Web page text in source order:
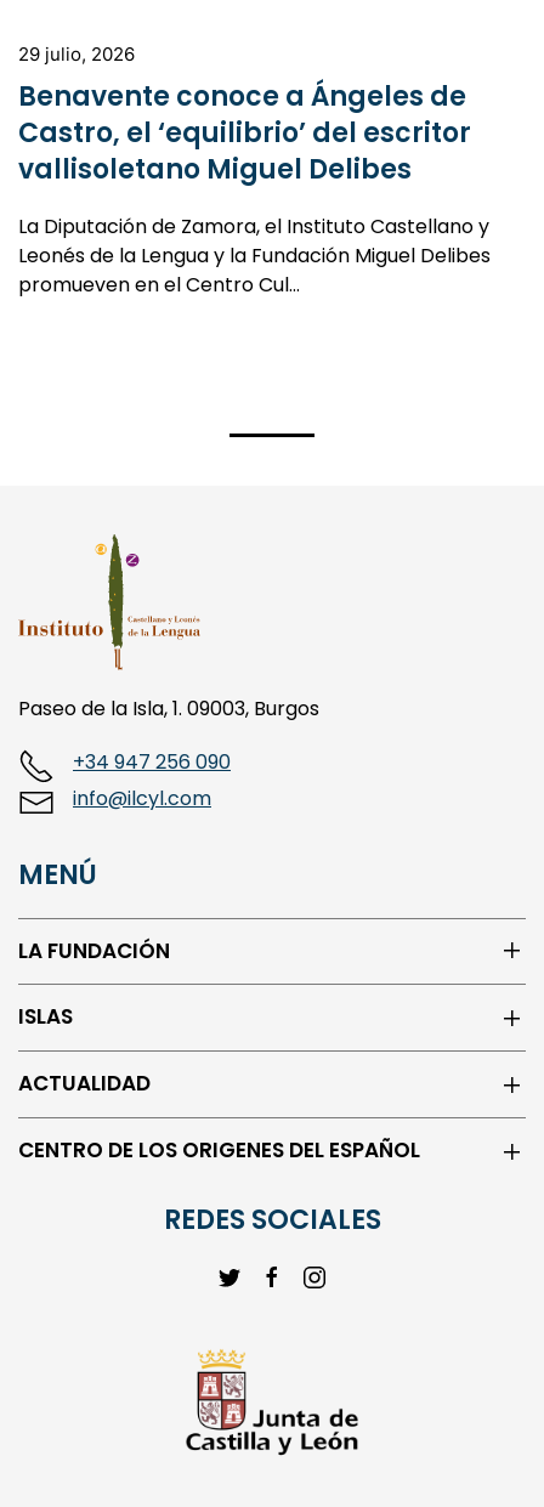
29 julio, 2026
Benavente conoce a Ángeles de
Castro, el ‘equilibrio’ del escritor
vallisoletano Miguel Delibes
La Diputación de Zamora, el Instituto Castellano y
Leonés de la Lengua y la Fundación Miguel Delibes
promueven en el Centro Cul…
Paseo de la Isla, 1. 09003, Burgos
+34 947 256 090
info@ilcyl.com
MENÚ
LA FUNDACIÓN
ISLAS
ACTUALIDAD
CENTRO DE LOS ORIGENES DEL ESPAÑOL
REDES SOCIALES